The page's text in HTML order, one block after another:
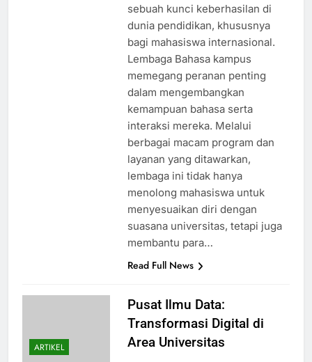
sebuah kunci keberhasilan di
dunia pendidikan, khususnya
bagi mahasiswa internasional.
Lembaga Bahasa kampus
memegang peranan penting
dalam mengembangkan
kemampuan bahasa serta
interaksi mereka. Melalui
berbagai macam program dan
layanan yang ditawarkan,
lembaga ini tidak hanya
menolong mahasiswa untuk
menyesuaikan diri dengan
suasana universitas, tetapi juga
membantu para…
Read Full News
ARTIKEL
Pusat Ilmu Data:
Transformasi Digital di
Area Universitas